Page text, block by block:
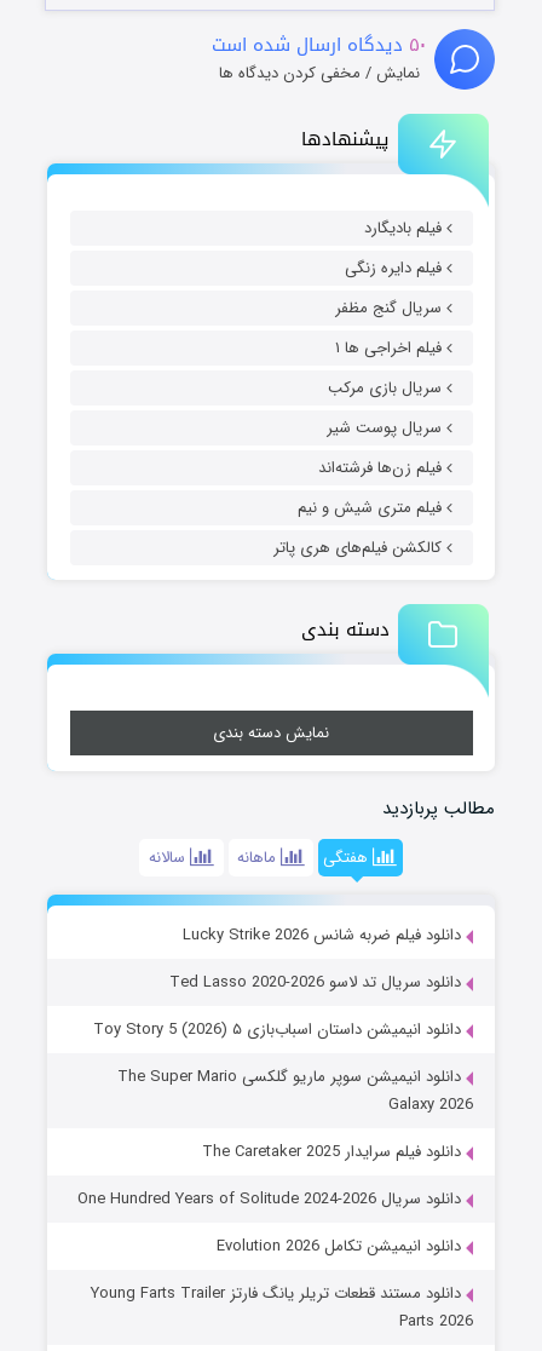
پیشنهادها
فیلم بادیگارد
فیلم دایره زنگی
سریال گنج مظفر
فیلم اخراجی ها ۱
سریال بازی مرکب
سریال پوست شیر
فیلم زن‌ها فرشته‌اند
فیلم متری شیش و نیم
کالکشن فیلم‌های هری پاتر
دسته بندی
نمایش دسته بندی
مطالب پربازدید
هفتگی ماهانه سالانه
دانلود فیلم ضربه شانس Lucky Strike 2026
دانلود سریال تد لاسو Ted Lasso 2020-2026
دانلود انیمیشن داستان اسباب‌بازی ۵ Toy Story 5 (2026)
دانلود انیمیشن سوپر ماریو گلکسی The Super Mario
Galaxy 2026
دانلود فیلم سرایدار The Caretaker 2025
دانلود سریال One Hundred Years of Solitude 2024-2026
دانلود انیمیشن تکامل Evolution 2026
دانلود مستند قطعات تریلر یانگ فارتز Young Farts Trailer
Parts 2026
۵۰ دیدگاه ارسال شده است
نمایش / مخفی کردن دیدگاه ها